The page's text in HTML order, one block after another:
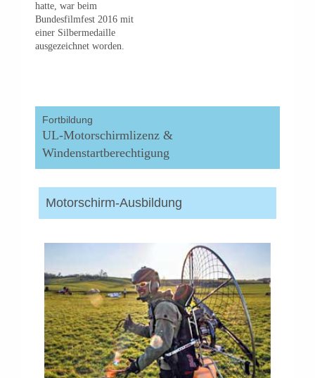
hatte, war beim
Bundesfilmfest 2016 mit
einer Silbermedaille
ausgezeichnet worden.
Fortbildung
UL-Motorschirmlizenz &
Windenstartberechtigung
Motorschirm-Ausbildung